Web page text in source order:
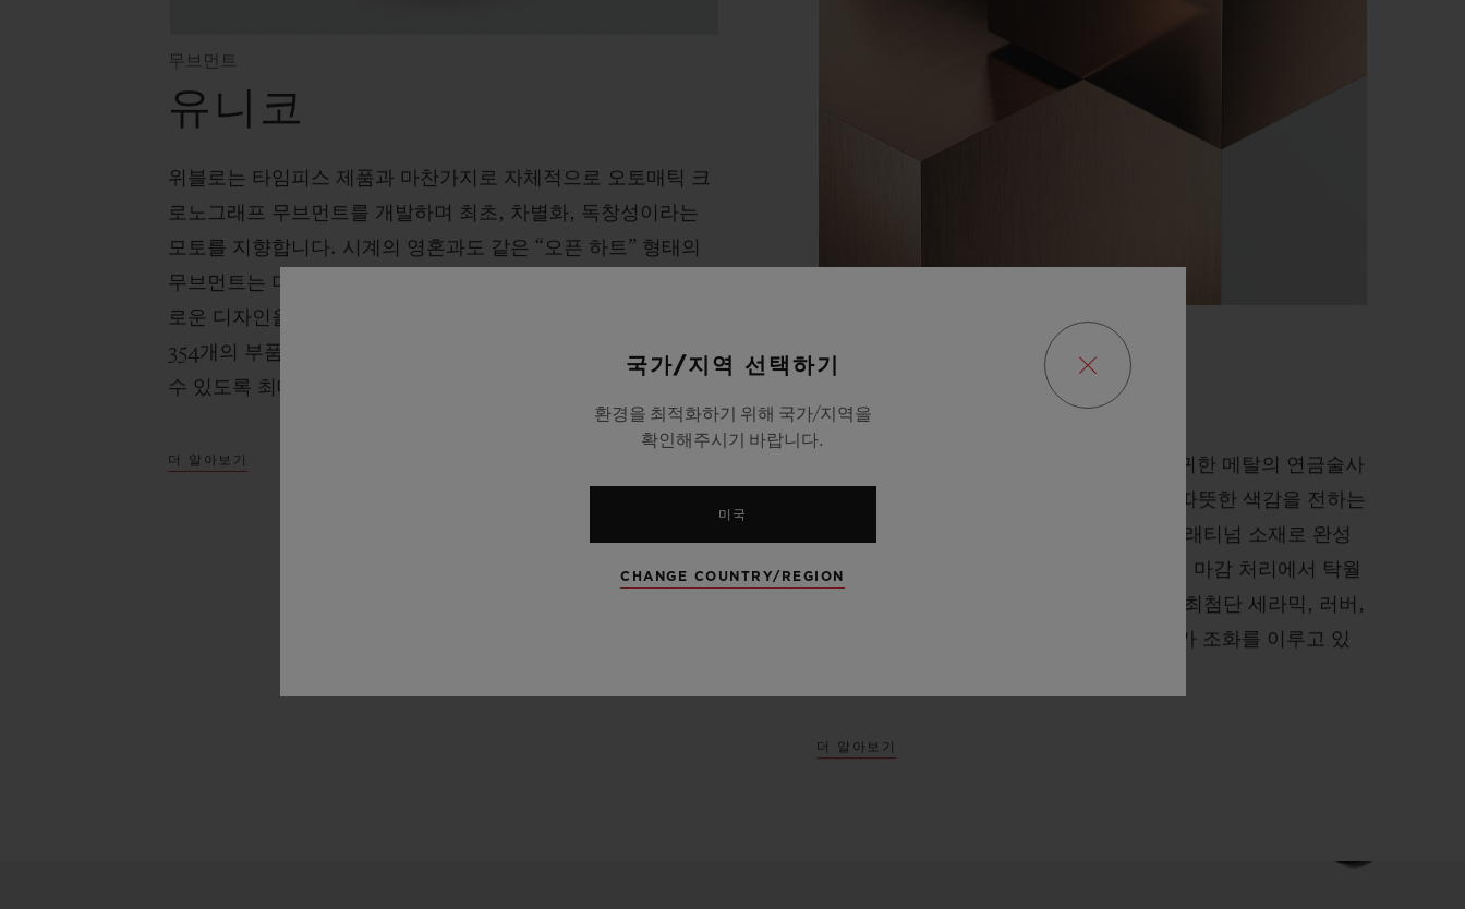
무브먼트
유니코
위블로는 타임피스 제품과 마찬가지로 자체적으로 오토매틱 크
로노그래프 무브먼트를 개발하며 최초, 차별화, 독창성이라는
모토를 지향합니다. 시계의 영혼과도 같은 “오픈 하트” 형태의
무브먼트는 더블 커플링 시스템과 다이얼의 컬럼 휠을 통해 새
로운 디자인을 선보이며 72시간의 파워 리저브를 제공합니다.
354개의 부품으로 완성된 무브먼트는 신뢰성과 견고함을 높일
수 있도록 최대한 심플하게 제작되었습니다.
더 알아보기
킹 골드
퓨전의 대가라는 경지에 오른 위블로는 진귀한 메탈의 연금술사
로서 전통적인 5N 18K 골드에 비해 더욱 따뜻한 색감을 전하는
새로운 골드 컬러를 개발했습니다. 주로 플래티넘 소재로 완성
되는 특별한 킹 골드 합금은 폴리싱 및 새틴 마감 처리에서 탁월
한 매력을 드러냅니다. 위블로 시계에서는 최첨단 세라믹, 러버,
카본과 같이 모두의 예상을 뛰어넘는 소재가 조화를 이루고 있
더 알아보기
국가/지역 선택하기
환경을 최적화하기 위해 국가/지역을
확인해주시기 바랍니다.
미국
CHANGE COUNTRY/REGION